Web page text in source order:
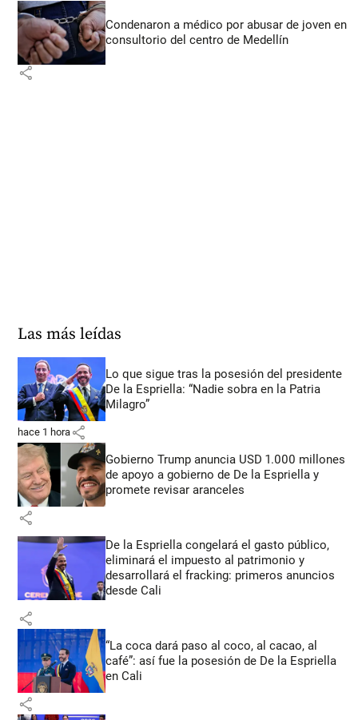
Condenaron a médico por abusar de joven en
consultorio del centro de Medellín
share
Las más leídas
Lo que sigue tras la posesión del presidente
De la Espriella: “Nadie sobra en la Patria
Milagro”
hace 1 hora share
Gobierno Trump anuncia USD 1.000 millones
de apoyo a gobierno de De la Espriella y
promete revisar aranceles
share
De la Espriella congelará el gasto público,
eliminará el impuesto al patrimonio y
desarrollará el fracking: primeros anuncios
desde Cali
share
“La coca dará paso al coco, al cacao, al
café”: así fue la posesión de De la Espriella
en Cali
share